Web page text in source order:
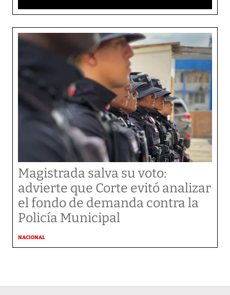
Magistrada salva su voto:
advierte que Corte evitó analizar
el fondo de demanda contra la
Policía Municipal
NACIONAL